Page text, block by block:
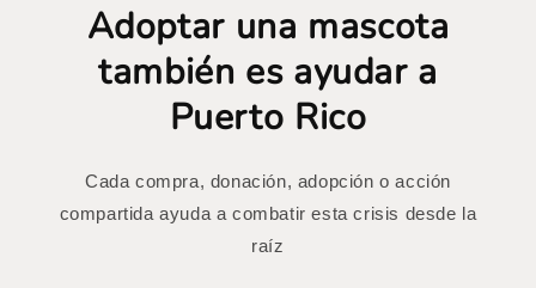
Adoptar una mascota
también es ayudar a
Puerto Rico
Cada compra, donación, adopción o acción
compartida ayuda a combatir esta crisis desde la
raíz